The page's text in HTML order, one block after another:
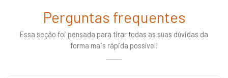
Perguntas frequentes
Essa seção foi pensada para tirar todas as suas dúvidas da
forma mais rápida possível!